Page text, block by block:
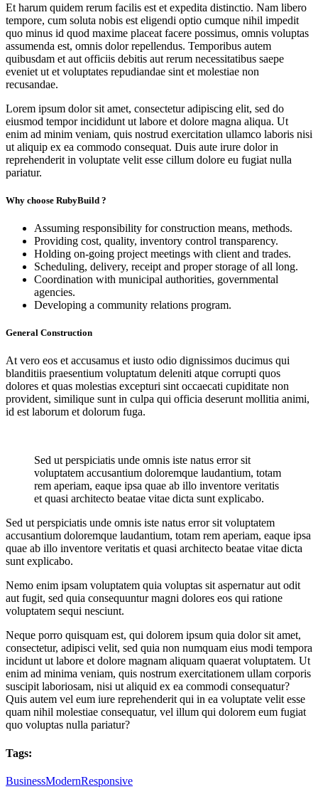
Et harum quidem rerum facilis est et expedita distinctio. Nam libero
tempore, cum soluta nobis est eligendi optio cumque nihil impedit
quo minus id quod maxime placeat facere possimus, omnis voluptas
assumenda est, omnis dolor repellendus. Temporibus autem
quibusdam et aut officiis debitis aut rerum necessitatibus saepe
eveniet ut et voluptates repudiandae sint et molestiae non
recusandae.
Lorem ipsum dolor sit amet, consectetur adipiscing elit, sed do
eiusmod tempor incididunt ut labore et dolore magna aliqua. Ut
enim ad minim veniam, quis nostrud exercitation ullamco laboris nisi
ut aliquip ex ea commodo consequat. Duis aute irure dolor in
reprehenderit in voluptate velit esse cillum dolore eu fugiat nulla
pariatur.
Why choose RubyBuild ?
Assuming responsibility for construction means, methods.
Providing cost, quality, inventory control transparency.
Holding on-going project meetings with client and trades.
Scheduling, delivery, receipt and proper storage of all long.
Coordination with municipal authorities, governmental
agencies.
Developing a community relations program.
General Construction
At vero eos et accusamus et iusto odio dignissimos ducimus qui
blanditiis praesentium voluptatum deleniti atque corrupti quos
dolores et quas molestias excepturi sint occaecati cupiditate non
provident, similique sunt in culpa qui officia deserunt mollitia animi,
id est laborum et dolorum fuga.
Sed ut perspiciatis unde omnis iste natus error sit
voluptatem accusantium doloremque laudantium, totam
rem aperiam, eaque ipsa quae ab illo inventore veritatis
et quasi architecto beatae vitae dicta sunt explicabo.
Sed ut perspiciatis unde omnis iste natus error sit voluptatem
accusantium doloremque laudantium, totam rem aperiam, eaque ipsa
quae ab illo inventore veritatis et quasi architecto beatae vitae dicta
sunt explicabo.
Nemo enim ipsam voluptatem quia voluptas sit aspernatur aut odit
aut fugit, sed quia consequuntur magni dolores eos qui ratione
voluptatem sequi nesciunt.
Neque porro quisquam est, qui dolorem ipsum quia dolor sit amet,
consectetur, adipisci velit, sed quia non numquam eius modi tempora
incidunt ut labore et dolore magnam aliquam quaerat voluptatem. Ut
enim ad minima veniam, quis nostrum exercitationem ullam corporis
suscipit laboriosam, nisi ut aliquid ex ea commodi consequatur?
Quis autem vel eum iure reprehenderit qui in ea voluptate velit esse
quam nihil molestiae consequatur, vel illum qui dolorem eum fugiat
quo voluptas nulla pariatur?
Tags:
BusinessModernResponsive